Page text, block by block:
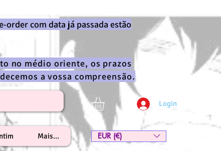
Login
com data já passada estão
no médio oriente, os prazos
a vossa compreensão.
Mais... EUR (€)